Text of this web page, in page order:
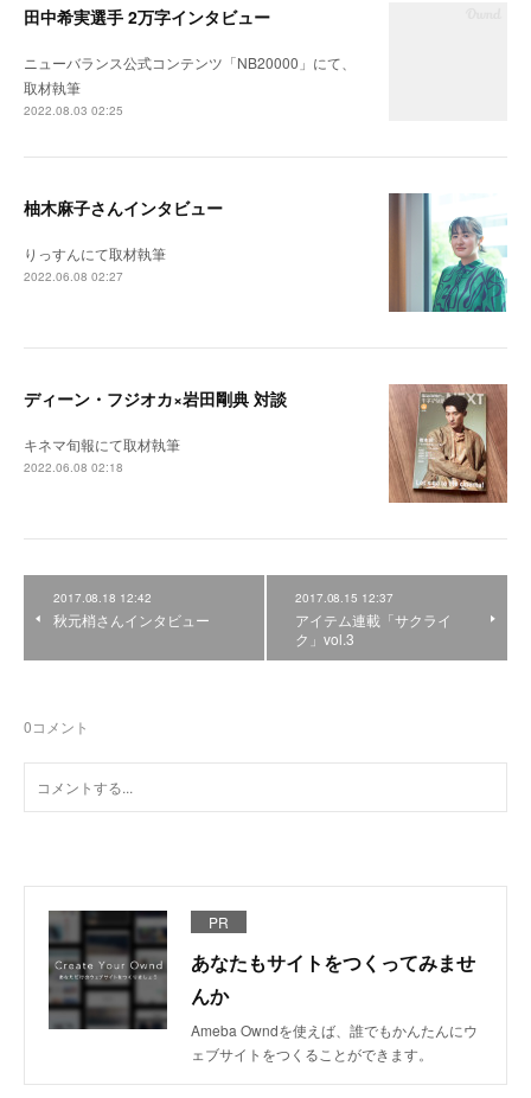
田中希実選手 2万字インタビュー
ニューバランス公式コンテンツ「NB20000」にて、
取材執筆
2022.08.03 02:25
柚木麻子さんインタビュー
りっすんにて取材執筆
2022.06.08 02:27
ディーン・フジオカ×岩田剛典 対談
キネマ旬報にて取材執筆
2022.06.08 02:18
2017.08.18 12:42
秋元梢さんインタビュー
2017.08.15 12:37
アイテム連載「サクライ
ク」vol.3
0コメント
PR
あなたもサイトをつくってみませ
んか
Ameba Owndを使えば、誰でもかんたんにウ
ェブサイトをつくることができます。